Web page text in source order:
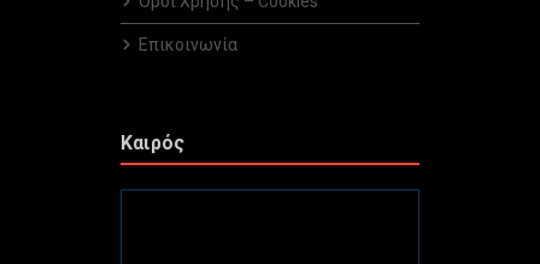
Επικοινωνία
Καιρός